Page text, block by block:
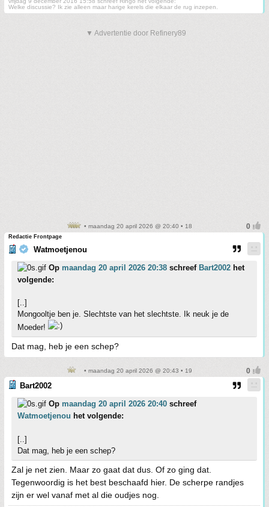
Welke discussie? Ik zie alleen maar harige kerels die elkaar de rug inzepen.
▼ Advertentie door Refinery89
• maandag 20 april 2026 @ 20:40 • 18
Redactie Frontpage
Watmoetjenou
Op maandag 20 april 2026 20:38 schreef Bart2002 het
volgende:
[..]
Mongooltje ben je. Slechtste van het slechtste. Ik neuk je de
Moeder!
Dat mag, heb je een schep?
• maandag 20 april 2026 @ 20:43 • 19
Bart2002
Op maandag 20 april 2026 20:40 schreef
Watmoetjenou het volgende:
[..]
Dat mag, heb je een schep?
Zal je net zien. Maar zo gaat dat dus. Of zo ging dat.
Tegenwoordig is het best beschaafd hier. De scherpe randjes
zijn er wel vanaf met al die oudjes nog.